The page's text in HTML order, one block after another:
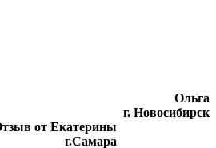
Ольга
г. Новосибирск